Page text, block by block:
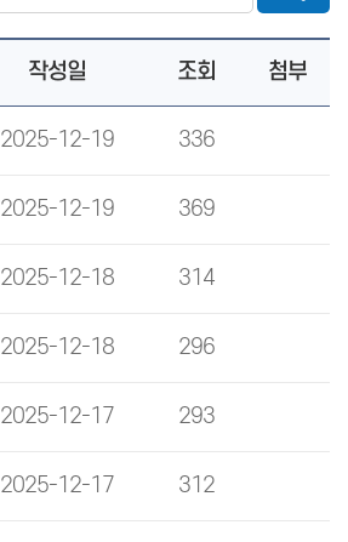
작성일 조회 첨부
2025-12-19 336
2025-12-19 369
2025-12-18 314
2025-12-18 296
2025-12-17 293
2025-12-17 312